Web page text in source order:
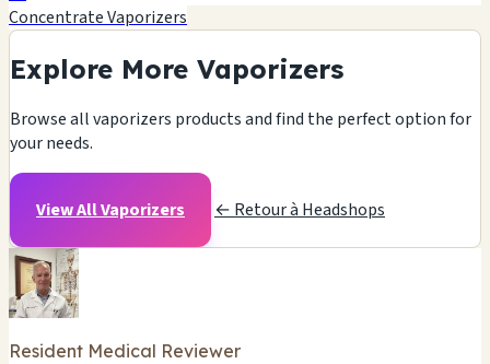
Concentrate Vaporizers
Explore More Vaporizers
Browse all vaporizers products and find the perfect option for
your needs.
View All Vaporizers ← Retour à Headshops
Resident Medical Reviewer